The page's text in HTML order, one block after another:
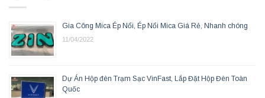
Gia Công Mica Ép Nổi, Ép Nổi Mica Giá Rẻ, Nhanh chóng
11/04/2022
Dự Án Hộp đèn Trạm Sạc VinFast, Lắp Đặt Hộp Đèn Toàn
Quốc